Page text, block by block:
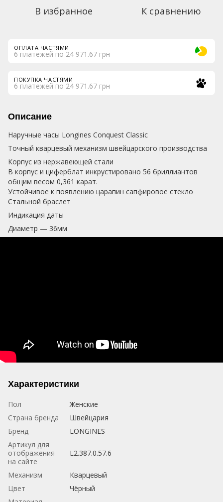
В избранное К сравнению
ОПЛАТА ЧАСТЯМИ
6 платежей по 24 971.67 грн
ПОКУПКА ЧАСТЯМИ
6 платежей по 24 971.67 грн
Описание
Наручные часы Longines Conquest Classic
Точный кварцевый механизм швейцарского производства
Корпус из нержавеющей стали
В корпус и циферблат инкрустировано 56 бриллиантов
общим весом 0,361 карат.
Устойчивое к появлению царапин сапфировое стекло
Стальной браслет
Индикация даты
Диаметр — 36мм
Характеристики
Пол
Женские
Страна бренда
Швейцария
Бренд
LONGINES
Артикул для
отображения
на сайте
L2.387.0.57.6
Механизм
Кварцевый
Цвет
Чёрный